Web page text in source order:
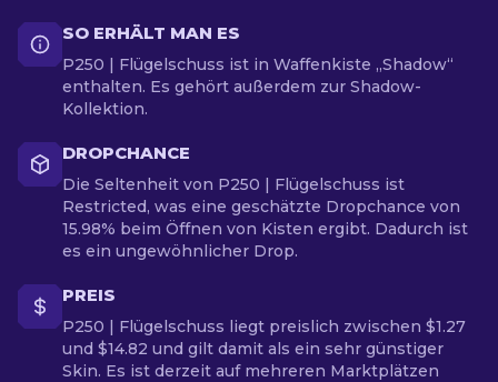
SO ERHÄLT MAN ES
P250 | Flügelschuss ist in Waffenkiste „Shadow“
enthalten. Es gehört außerdem zur Shadow-
Kollektion.
DROPCHANCE
Die Seltenheit von P250 | Flügelschuss ist
Restricted, was eine geschätzte Dropchance von
15.98% beim Öffnen von Kisten ergibt. Dadurch ist
es ein ungewöhnlicher Drop.
PREIS
P250 | Flügelschuss liegt preislich zwischen $1.27
und $14.82 und gilt damit als ein sehr günstiger
Skin. Es ist derzeit auf mehreren Marktplätzen